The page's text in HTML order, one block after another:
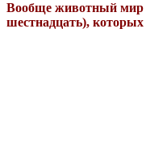
Вообще животный мир
шестнадцать),